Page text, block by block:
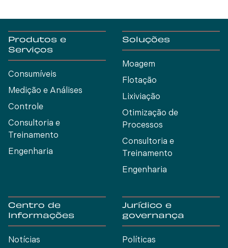
Produtos e
Serviços
Consumíveis
Medição e Análises
Controle
Consultoria e
Treinamento
Engenharia
Soluções
Moagem
Flotação
Lixiviação
Otimização de
Processos
Consultoria e
Treinamento
Engenharia
Centro de
Informações
Notícias
Jurídico e
governança
Políticas